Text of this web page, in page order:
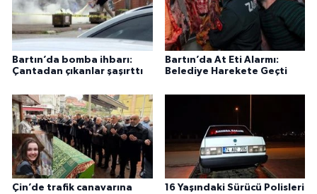
Bartın’da bomba ihbarı:
Çantadan çıkanlar şaşırttı
Bartın’da At Eti Alarmı:
Belediye Harekete Geçti
Çin’de trafik canavarına
16 Yaşındaki Sürücü Polisleri